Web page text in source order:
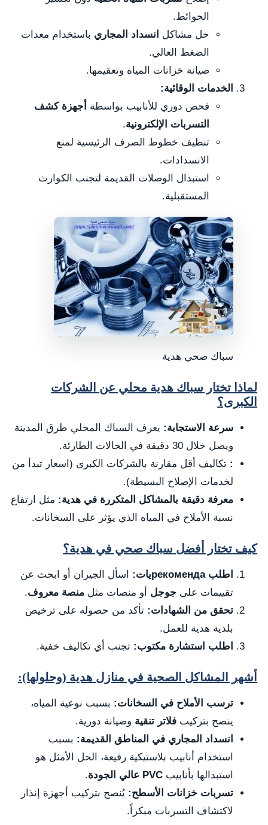
الحوائط.
حل مشاكل
انسداد المجاري باستخدام معدات
الضغط العالي.
صيانة خزانات المياه وتعقيمها.
الخدمات الوقائية:
فحص دوري للأنابيب بواسطة
أجهزة كشف
التسربات الإلكترونية.
تنظيف خطوط الصرف الرئيسية لمنع
الانسدادات.
استبدال الوصلات القديمة لتجنب الكوارث
المستقبلية.
سباك صحي هدية
لماذا تختار سباك هدية محلي عن الشركات
الكبرى؟
سرعة الاستجابة: يعرف السباك المحلي طرق المدينة
ويصل خلال 30 دقيقة في الحالات الطارئة.
: تكاليف أقل مقارنة بالشركات الكبرى (اسعار تبدأ من
لخدمات الإصلاح البسيطة).
معرفة دقيقة بالمشاكل المتكررة في هدية: مثل ارتفاع
نسبة الأملاح في المياه الذي يؤثر على السخانات.
كيف تختار أفضل سباك صحي في هدية؟
اطلب рекомендаيات:
اسأل الجيران أو ابحث عن
تقييمات على جوجل أو منصات مثل منصة معروف.
تحقق من الشهادات: تأكد من حصوله على ترخيص
بلدية هدية للعمل.
اطلب استشارة مكتوب: تجنب أي تكاليف خفية.
أشهر المشاكل الصحية في منازل هدية (وحلولها):
ترسب الأملاح في السخانات: بسبب نوعية المياه،
ينصح بتركيب فلاتر تنقية وصيانة دورية.
انسداد المجاري في المناطق القديمة: بسبب
استخدام أنابيب بلاستيكية رفيعة، الحل الأمثل هو
استبدالها بأنابيب PVC عالي الجودة
.
تسربات خزانات الأسطح: يُنصح بتركيب أجهزة إنذار
لاكتشاف التسربات مبكراً.